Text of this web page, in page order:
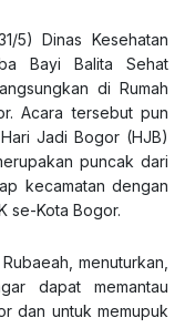
5) Dinas Kesehatan
Bayi Balita Sehat
di Rumah
Acara tersebut pun
Jadi Bogor (HJB)
puncak dari
kecamatan dengan
se-Kota Bogor.
menuturkan,
dapat memantau
dan untuk memupuk